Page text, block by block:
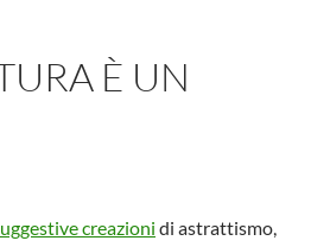
È UN
creazioni di astrattismo,